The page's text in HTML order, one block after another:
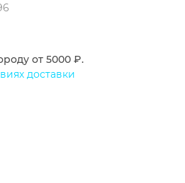
от 5000 ₽.
доставки